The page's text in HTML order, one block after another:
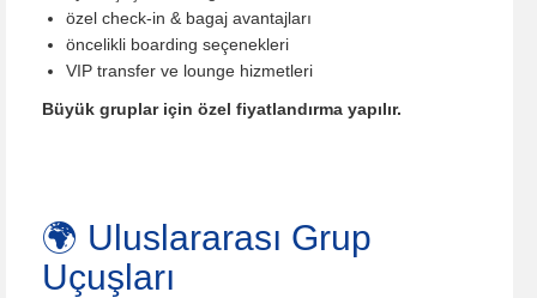
özel check-in & bagaj avantajları
öncelikli boarding seçenekleri
VIP transfer ve lounge hizmetleri
Büyük gruplar için özel fiyatlandırma yapılır.
🌍 Uluslararası Grup
Uçuşları